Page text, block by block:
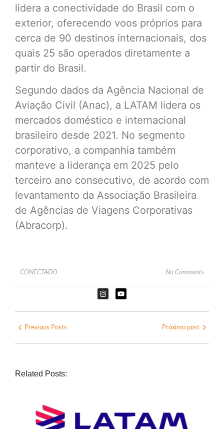
lidera a conectividade do Brasil com o
exterior, oferecendo voos próprios para
cerca de 90 destinos internacionais, dos
quais 25 são operados diretamente a
partir do Brasil.
Segundo dados da Agência Nacional de
Aviação Civil (Anac), a LATAM lidera os
mercados doméstico e internacional
brasileiro desde 2021. No segmento
corporativo, a companhia também
manteve a liderança em 2025 pelo
terceiro ano consecutivo, de acordo com
levantamento da Associação Brasileira
de Agências de Viagens Corporativas
(Abracorp).
CONECTADO No Comments
Previous Posts Próximo post
Related Posts: